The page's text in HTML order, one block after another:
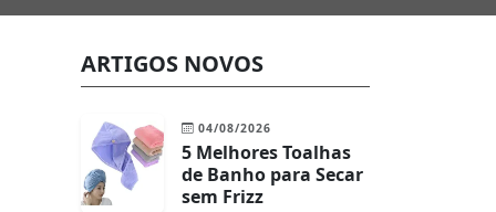
ARTIGOS NOVOS
04/08/2026
5 Melhores Toalhas
de Banho para Secar
sem Frizz